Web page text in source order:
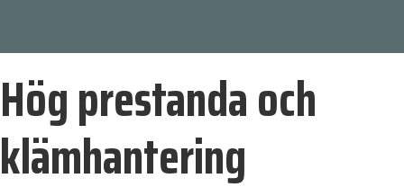
Hög prestanda och
klämhantering